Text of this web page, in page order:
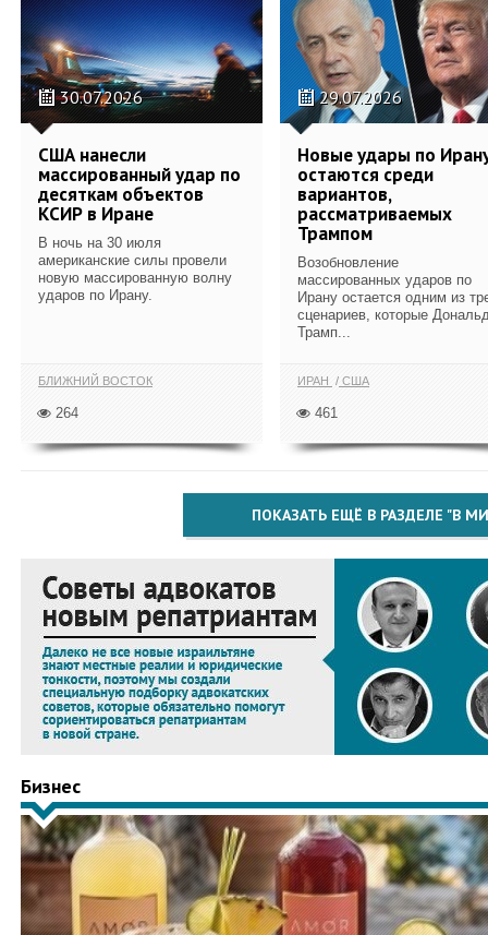
30.07.2026
США нанесли
массированный удар по
десяткам объектов
КСИР в Иране
В ночь на 30 июля
американские силы провели
новую массированную волну
ударов по Ирану.
БЛИЖНИЙ ВОСТОК
264
29.07.2026
Новые удары по
остаются среди
вариантов,
рассматриваемых
Трампом
Возобновление
массированных ударов по
Ирану остается одним из
сценариев, которые
Трамп...
ИРАН США
461
ПОКАЗАТЬ ЕЩЁ В РАЗДЕЛЕ "В
Бизнес